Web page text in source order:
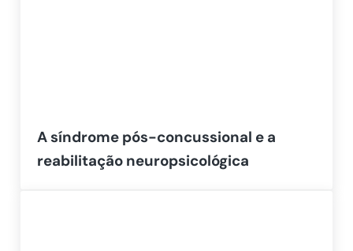
A síndrome pós-concussional e a
reabilitação neuropsicológica